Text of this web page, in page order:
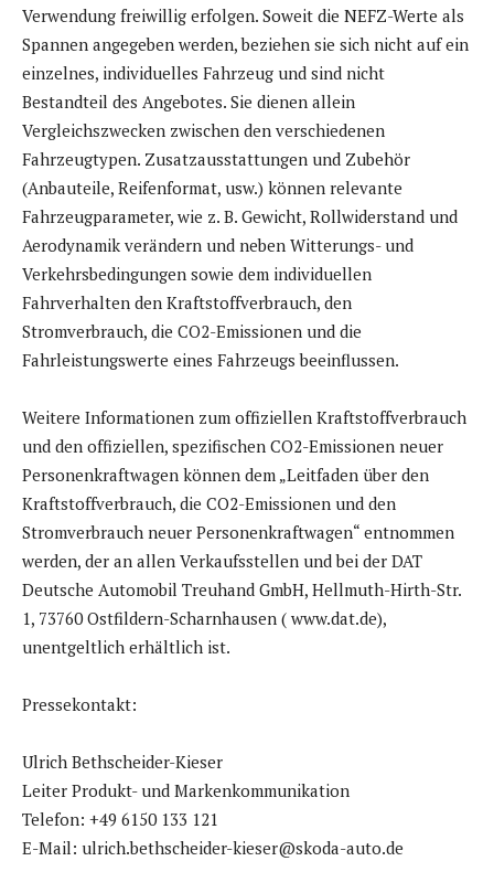
Verwendung freiwillig erfolgen. Soweit die NEFZ-Werte als
Spannen angegeben werden, beziehen sie sich nicht auf ein
einzelnes, individuelles Fahrzeug und sind nicht
Bestandteil des Angebotes. Sie dienen allein
Vergleichszwecken zwischen den verschiedenen
Fahrzeugtypen. Zusatzausstattungen und Zubehör
(Anbauteile, Reifenformat, usw.) können relevante
Fahrzeugparameter, wie z. B. Gewicht, Rollwiderstand und
Aerodynamik verändern und neben Witterungs- und
Verkehrsbedingungen sowie dem individuellen
Fahrverhalten den Kraftstoffverbrauch, den
Stromverbrauch, die CO2-Emissionen und die
Fahrleistungswerte eines Fahrzeugs beeinflussen.
Weitere Informationen zum offiziellen Kraftstoffverbrauch
und den offiziellen, spezifischen CO2-Emissionen neuer
Personenkraftwagen können dem „Leitfaden über den
Kraftstoffverbrauch, die CO2-Emissionen und den
Stromverbrauch neuer Personenkraftwagen“ entnommen
werden, der an allen Verkaufsstellen und bei der DAT
Deutsche Automobil Treuhand GmbH, Hellmuth-Hirth-Str.
1, 73760 Ostfildern-Scharnhausen ( www.dat.de),
unentgeltlich erhältlich ist.
Pressekontakt:
Ulrich Bethscheider-Kieser
Leiter Produkt- und Markenkommunikation
Telefon: +49 6150 133 121
E-Mail: ulrich.bethscheider-kieser@skoda-auto.de